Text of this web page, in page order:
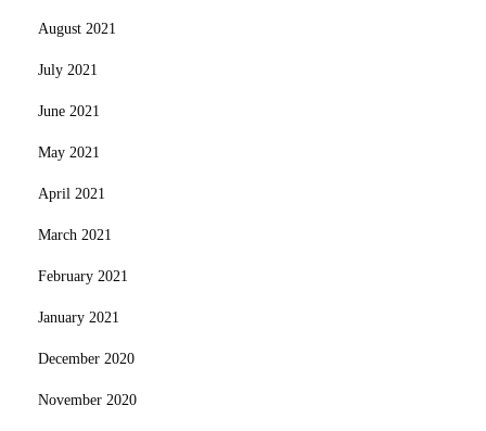
August 2021
July 2021
June 2021
May 2021
April 2021
March 2021
February 2021
January 2021
December 2020
November 2020